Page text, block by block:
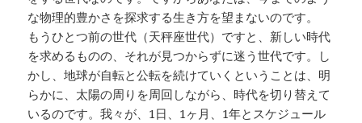
な物理的豊かさを探求する生き方を望まないのです。
もうひとつ前の世代（天秤座世代）ですと、新しい時代
を求めるものの、それが見つからずに迷う世代です。し
かし、地球が自転と公転を続けていくということは、明
らかに、太陽の周りを周回しながら、時代を切り替えて
いるのです。我々が、1日、1ヶ月、1年とスケジュール